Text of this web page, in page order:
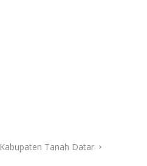
Kabupaten Tanah Datar